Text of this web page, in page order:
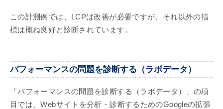
この計測例では、LCPは改善が必要ですが、それ以外の指
標は概ね良好と診断されています。
パフォーマンスの問題を診断する（ラボデータ）
「パフォーマンスの問題を診断する（ラボデータ）」の項
目では、Webサイトを分析・診断するためのGoogleの拡張